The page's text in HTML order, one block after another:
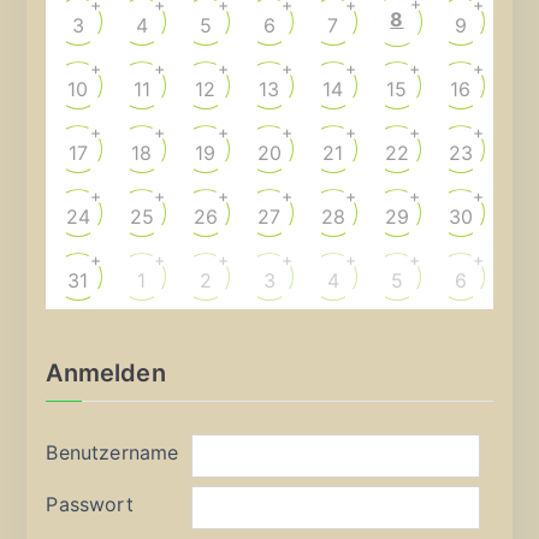
3
+
4
+
5
+
6
+
7
+
8 9
+
10
+
11
+
12
+
13
+
14
+
15
+
16
+
17
+
18
+
19
+
20
+
21
+
22
+
23
+
24
+
25
+
26
+
27
+
28
+
29
+
30
+
31
+
1
+
2
+
3
+
4
+
5
+
6
+
Anmelden
Benutzername
Passwort